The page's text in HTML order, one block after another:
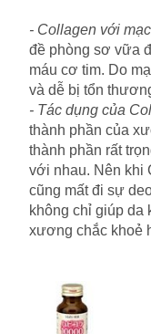
- Collagen với
đề phòng sơ vữa
máu cơ tim. Do
và dễ bị tổn
- Tác dụng của
thành phần của
thành phần rất
với nhau. Nên khi
cũng mất đi sự
không chỉ giúp da
xương chắc khoẻ